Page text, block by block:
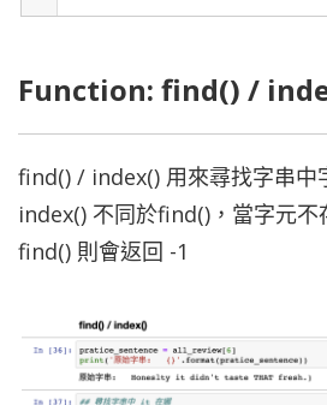
Function: find() /
find() / index() 用來尋找字串中
index() 不同於find()，當字元不
find() 則會返回 -1